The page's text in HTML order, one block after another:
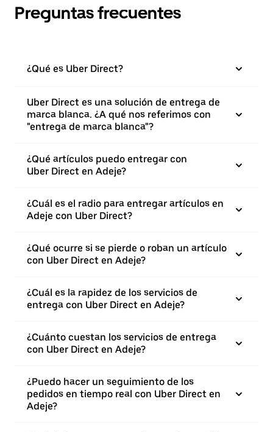
Preguntas frecuentes
¿Qué es Uber Direct?
Uber Direct es una solución de entrega de
marca blanca. ¿A qué nos referimos con
"entrega de marca blanca"?
¿Qué artículos puedo entregar con
Uber Direct en Adeje?
¿Cuál es el radio para entregar artículos en
Adeje con Uber Direct?
¿Qué ocurre si se pierde o roban un artículo
con Uber Direct en Adeje?
¿Cuál es la rapidez de los servicios de
entrega con Uber Direct en Adeje?
¿Cuánto cuestan los servicios de entrega
con Uber Direct en Adeje?
¿Puedo hacer un seguimiento de los
pedidos en tiempo real con Uber Direct en
Adeje?